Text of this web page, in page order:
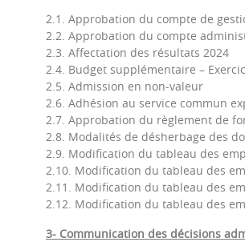
2.1. Approbation du compte de
2.2. Approbation du compte
2.3. Affectation des résultats 2024
2.4. Budget supplémentaire –
2.5. Admission en non-valeur
2.6. Adhésion au service commun
2.7. Approbation du règlement de
2.8. Modalités de désherbage des
2.9. Modification du tableau des
2.10. Modification du tableau des
2.11. Modification du tableau des
2.12. Modification du tableau des
3- Communication des décisions